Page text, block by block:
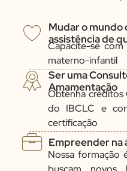
Mudar o mundo
assistência de
Capacite-se
materno-infantil
Ser uma
Amamentação
Obtenha créditos
do IBCLC e
certificação
Empreender na
Nossa formação